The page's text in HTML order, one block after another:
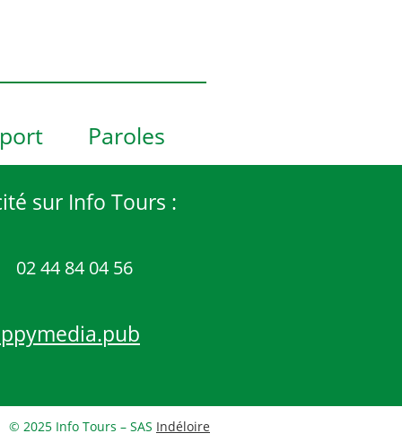
Paroles
sur Info Tours :
02 44 84 04 56
© 2025 Info Tours – SAS Indéloire